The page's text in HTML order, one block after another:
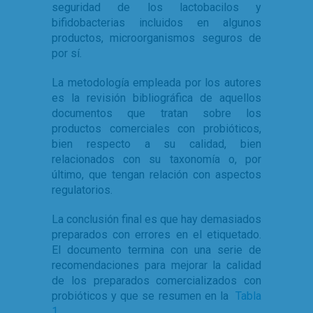
seguridad de los lactobacilos y
bifidobacterias incluidos en algunos
productos, microorganismos seguros de
por sí.
La metodología empleada por los autores
es la revisión bibliográfica de aquellos
documentos que tratan sobre los
productos comerciales con probióticos,
bien respecto a su calidad, bien
relacionados con su taxonomía o, por
último, que tengan relación con aspectos
regulatorios.
La conclusión final es que hay demasiados
preparados con errores en el etiquetado.
El documento termina con una serie de
recomendaciones para mejorar la calidad
de los preparados comercializados con
probióticos y que se resumen en la Tabla